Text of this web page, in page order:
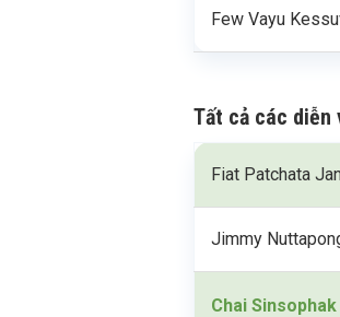
Few Vayu
Tất cả các diễn
Fiat Patchata
Jimmy
Chai